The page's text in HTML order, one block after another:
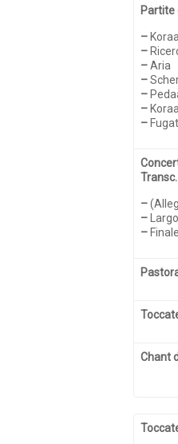
Partite
– Koraal
–
–Aria
–
–
–
–
–
–
– Finale
Chant